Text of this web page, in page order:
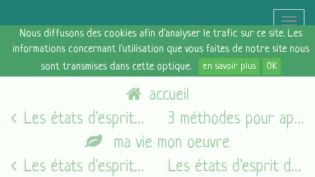
Nous diffusons des cookies afin d'analyser le trafic sur ce site. Les
informations concernant l'utilisation que vous faites de notre site nous
sont transmises dans cette optique.
en savoir plus OK
Toggle
accueil
Les états d'esprit du vendredi [18/05/18]
3 méthodes pour apprendre à mieux gérer son temps
ma vie mon oeuvre
Les états d'esprit du vendredi [05/08/16]
Les états d'esprit du vendredi [01/06/18]